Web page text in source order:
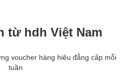
từ hdh Việt Nam
voucher hàng hiệu đẳng cấp mỗi
tuần